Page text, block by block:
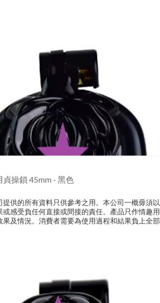
操鎖 45mm - 黑色
提供的所有資料只供參考之用。本公司一概毋須
或感受負任何直接或間接的責任。產品只作情趣
果及情況。消費者需要為使用過程和結果負上全
何方式為任何直接或間接的失誤負責，包括但不
何傷害